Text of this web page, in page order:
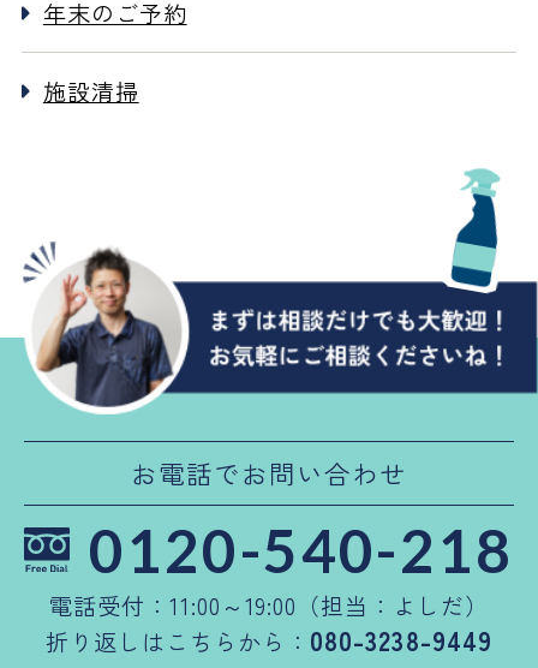
年末のご予約
施設清掃
お電話でお問い合わせ
0120-540-218
電話受付：11:00～19:00（担当：よしだ）
折り返しはこちらから： 080-3238-9449